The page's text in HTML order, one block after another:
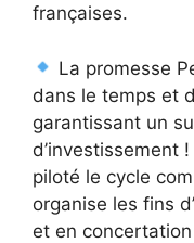
françaises.
La promesse
dans le temps et
garantissant un
d’investissement
piloté le cycle
organise les fins
et en